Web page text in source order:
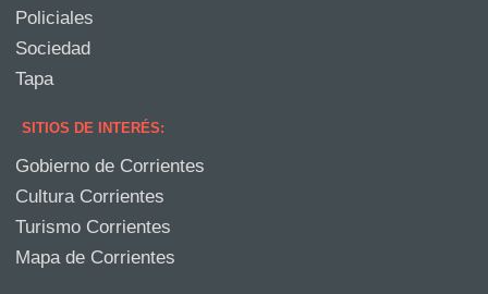
Policiales
Sociedad
Tapa
SITIOS DE INTERÉS:
Gobierno de Corrientes
Cultura Corrientes
Turismo Corrientes
Mapa de Corrientes